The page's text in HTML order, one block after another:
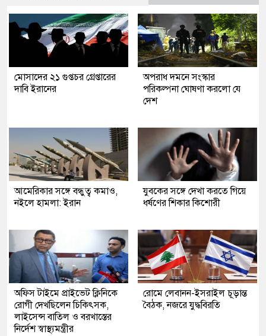
মোসাদের ২১ গুপ্তচর গ্রেপ্তারের
দাবি ইরানের
অপরাধ দমনে সংস্কার
পরিকল্পনা ঘোষণা করলো যে
দেশ
আমেরিকার সঙ্গে বন্ধুত্ব কমাও,
নইলে হামলা: ইরান
যুবকের সঙ্গে দেখা করতে গিয়ে
ধর্ষণের শিকার কিশোরী
অফিস টাইমে প্রাইভেট ক্লিনিকে
রোগী দেখছিলেন চিকিৎসক,
লাইসেন্স বাতিল ও বরখাস্তের
নির্দেশ স্বাস্থ্যমন্ত্রীর
রোমে লেবানন-ইসরাইল চূড়ান্ত
বৈঠক, নজরে যুদ্ধবিরতি